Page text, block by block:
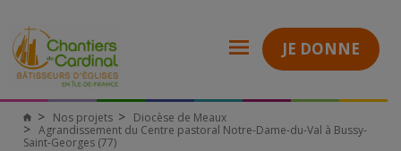
JE DONNE
Nos projets
Diocèse de Meaux
Agrandissement du Centre pastoral Notre-Dame-du-Val à Bussy-
Saint-Georges (77)